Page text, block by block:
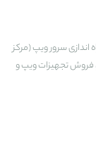
اندازی سرور ویپ (مرکز
فروش تجهیزات ویپ و